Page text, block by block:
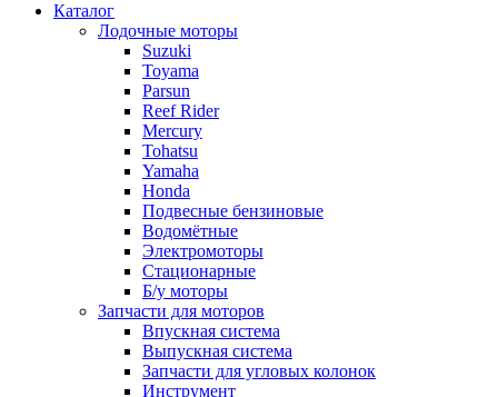
Каталог
Лодочные моторы
Suzuki
Toyama
Parsun
Reef Rider
Mercury
Tohatsu
Yamaha
Honda
Подвесные бензиновые
Водомётные
Электромоторы
Стационарные
Б/у моторы
Запчасти для моторов
Впускная система
Выпускная система
Запчасти для угловых колонок
Инструмент